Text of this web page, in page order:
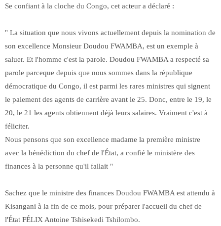
Se confiant à la cloche du Congo, cet acteur a déclaré :
" La situation que nous vivons actuellement depuis la nomination de
son excellence Monsieur Doudou FWAMBA, est un exemple à
saluer. Et l'homme c'est la parole. Doudou FWAMBA a respecté sa
parole parceque depuis que nous sommes dans la république
démocratique du Congo, il est parmi les rares ministres qui signent
le paiement des agents de carrière avant le 25. Donc, entre le 19, le
20, le 21 les agents obtiennent déjà leurs salaires. Vraiment c'est à
féliciter.
Nous pensons que son excellence madame la première ministre
avec la bénédiction du chef de l'État, a confié le ministère des
finances à la personne qu'il fallait "
Sachez que le ministre des finances Doudou FWAMBA est attendu à
Kisangani à la fin de ce mois, pour préparer l'accueil du chef de
l'État FÉLIX Antoine Tshisekedi Tshilombo.